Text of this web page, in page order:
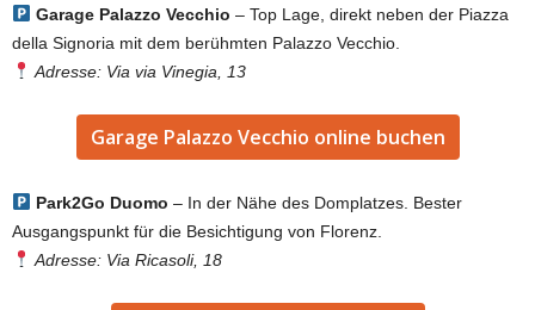
Garage Palazzo Vecchio – Top Lage, direkt neben der Piazza
della Signoria mit dem berühmten Palazzo Vecchio.
Adresse: Via via Vinegia, 13
Garage Palazzo Vecchio online buchen
Park2Go Duomo – In der Nähe des Domplatzes. Bester
Ausgangspunkt für die Besichtigung von Florenz.
Adresse: Via Ricasoli, 18